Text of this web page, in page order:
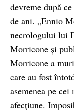
devreme după
de ani. „Ennio
necrologului lui
Morricone și
Morricone a
care au fost
asemenea pe
afecțiune.